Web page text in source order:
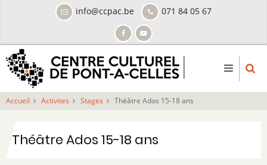
principal
info@ccpac.be 071 84 05 67
Accueil Activites Stages Théâtre Ados 15-18 ans
Théâtre Ados 15-18 ans